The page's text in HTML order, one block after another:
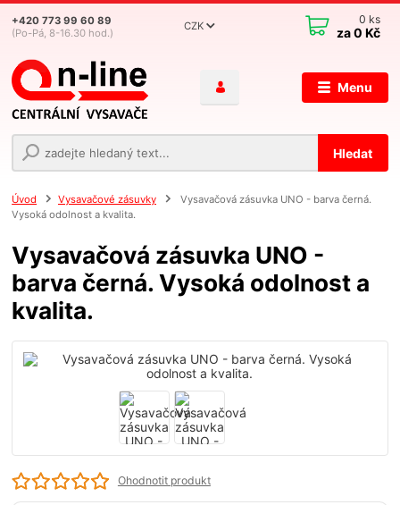
Menu
CZK
Hledat
+420 773 99 60 89
(Po-Pá, 8-16.30 hod.)
0 ks
za0 Kč
Úvod Vysavačové zásuvky
Vysavačová zásuvka UNO - barva černá.
Vysoká odolnost a kvalita.
Vysavačová zásuvka UNO -
barva černá. Vysoká odolnost a
kvalita.
Ohodnotit produkt